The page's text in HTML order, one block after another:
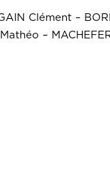
Clément –
–